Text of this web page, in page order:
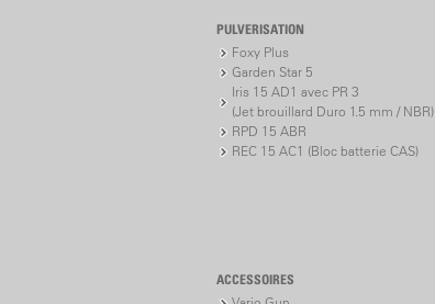
PULVERISATION
Foxy Plus
Garden Star 5
Iris 15 AD1 avec PR 3
(Jet brouillard Duro 1.5 mm / NBR)
RPD 15 ABR
REC 15 AC1 (Bloc batterie CAS)
ACCESSOIRES